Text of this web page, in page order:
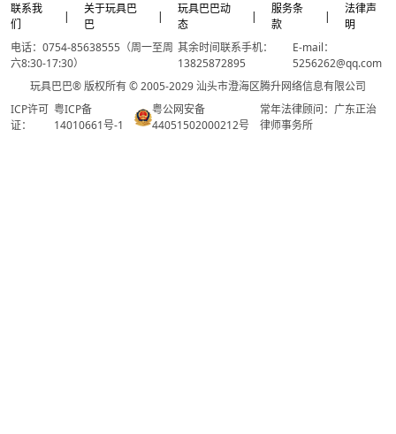
联系我
们
|
关于玩具巴
巴
|
玩具巴巴动
态
|
服务条
款
|
法律声
明
电话：0754-85638555（周一至周
六8:30-17:30）
其余时间联系手机：
13825872895
E-mail：
5256262@qq.com
玩具巴巴® 版权所有 © 2005-2029 汕头市澄海区腾升网络信息有限公司
ICP许可
证：
粤ICP备
14010661号-1
粤公网安备
44051502000212号
常年法律顾问：广东正治
律师事务所